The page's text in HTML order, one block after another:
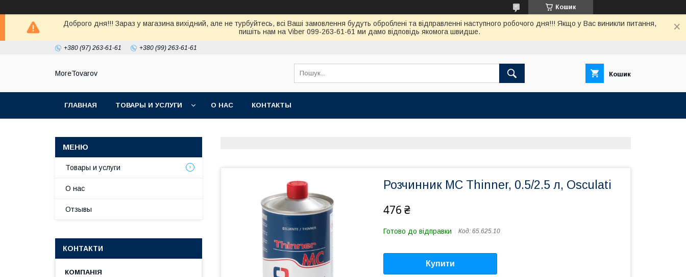
Кошик
Доброго дня!!! Зараз у магазина вихiдний, але не турбуйтесь, всi Вашi замовлення будуть обробленi та вiдправленнi наступного робочого дня!!! Якщо у Вас виникли питання,
пишiть нам на Viber 099-263-61-61 ми дамо вiдповiдь якомога швидше.
+380 (97) 263-61-61 +380 (99) 263-61-61
MoreTovarov Кошик
ГЛАВНАЯ ТОВАРЫ И УСЛУГИ О НАС КОНТАКТЫ
Розчинник MC Thinner, 0.5/2.5 л, Osculati
476 ₴
Готово до відправки Код: 65.625.10
Купити
Товары и услуги
О нас
Отзывы
КОНТАКТИ